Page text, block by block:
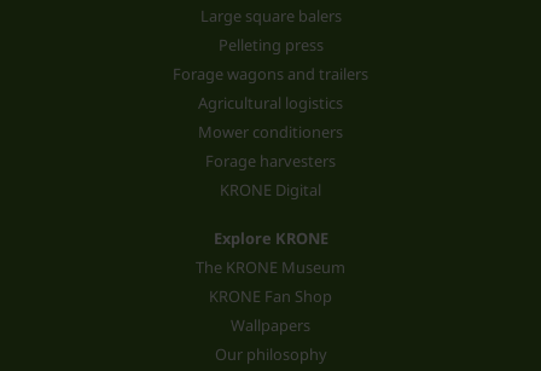
Large square balers
Pelleting press
Forage wagons and trailers
Agricultural logistics
Mower conditioners
Forage harvesters
KRONE Digital
Explore KRONE
The KRONE Museum
KRONE Fan Shop
Wallpapers
Our philosophy